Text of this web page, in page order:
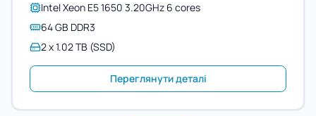
Intel Xeon E5 1650 3.20GHz 6 cores
64 GB DDR3
2 x 1.02 TB (SSD)
Переглянути деталі